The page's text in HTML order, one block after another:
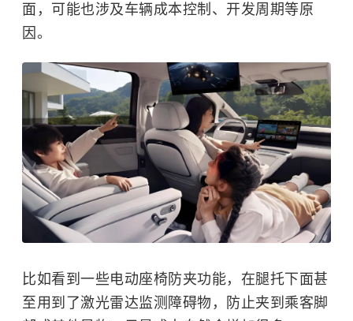
面，可能也涉及车辆成本控制、开发周期等原
因。
比如看到一些电动座椅防夹功能，在腿托下面甚
至用到了激光雷达监测障碍物，防止夹到乘客脚